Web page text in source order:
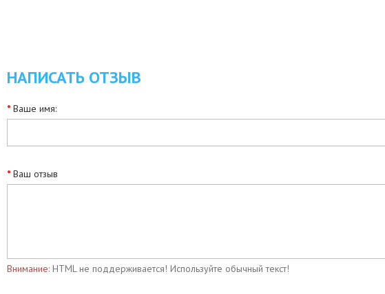
НАПИСАТЬ ОТЗЫВ
Ваше имя:
Ваш отзыв
Внимание:HTML не поддерживается! Используйте обычный текст!